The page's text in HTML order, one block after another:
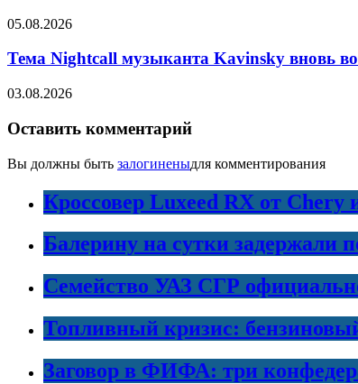
05.08.2026
Тема Nightcall музыканта Kavinsky вновь
03.08.2026
Оставить комментарий
Вы должны быть залогиненыдля комментирования
Кроссовер Luxeed RX от
Балерину на сутки задержали
Семейство УАЗ СГР
Топливный кризис:
Заговор в ФИФА: три